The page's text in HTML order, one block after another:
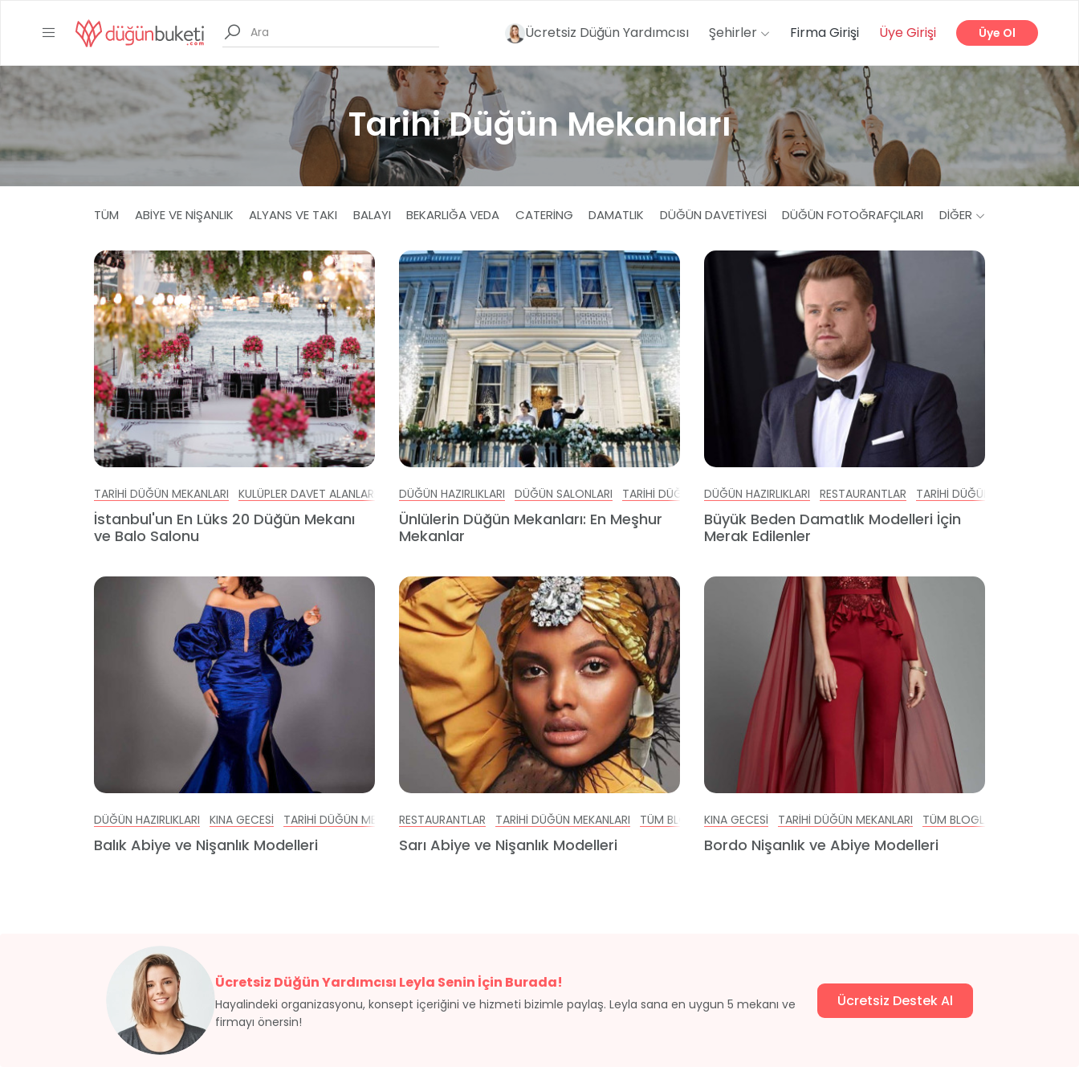
Ücretsiz Düğün Yardımcısı Şehirler Firma Girişi Üye Girişi Üye Ol
Tarihi Düğün Mekanları
TÜM ABIYE VE NIŞANLIK ALYANS VE TAKI BALAYI BEKARLIĞA VEDA CATERING DAMATLIK DÜĞÜN DAVETIYESI DÜĞÜN FOTOĞRAFÇILARI DIĞER
TARIHI DÜĞÜN MEKANLARI KULÜPLER DAVET ALANLARI
İstanbul'un En Lüks 20 Düğün Mekanı
ve Balo Salonu
DÜĞÜN HAZIRLIKLARI DÜĞÜN SALONLARI TARIHI DÜĞÜN MEKANLARI TÜM BLOGLAR OTEL DÜĞÜN KULÜPLER DAVET ALANLARI
Ünlülerin Düğün Mekanları: En Meşhur
Mekanlar
DÜĞÜN HAZIRLIKLARI RESTAURANTLAR TARIHI DÜĞÜN MEKANLARI
Büyük Beden Damatlık Modelleri İçin
Merak Edilenler
DÜĞÜN HAZIRLIKLARI KINA GECESI TARIHI DÜĞÜN MEKANLARI TÜM BLOGLAR GELINLIK ABIYE VE NIŞANLIK ÖZEL GÜNLER MEZUNIYET PARTISI VE BALO SÜNNET DÜĞÜNÜ
Balık Abiye ve Nişanlık Modelleri
RESTAURANTLAR TARIHI DÜĞÜN MEKANLARI TÜM BLOGLAR ABIYE VE NIŞANLIK ÖZEL GÜNLER NIŞAN MEKANLARI
Sarı Abiye ve Nişanlık Modelleri
KINA GECESI TARIHI DÜĞÜN MEKANLARI TÜM BLOGLAR
Bordo Nişanlık ve Abiye Modelleri
Ücretsiz Düğün Yardımcısı Leyla Senin İçin Burada!
Hayalindeki organizasyonu, konsept içeriğini ve hizmeti bizimle paylaş. Leyla sana en uygun 5 mekanı ve
firmayı önersin!
Ücretsiz Destek Al